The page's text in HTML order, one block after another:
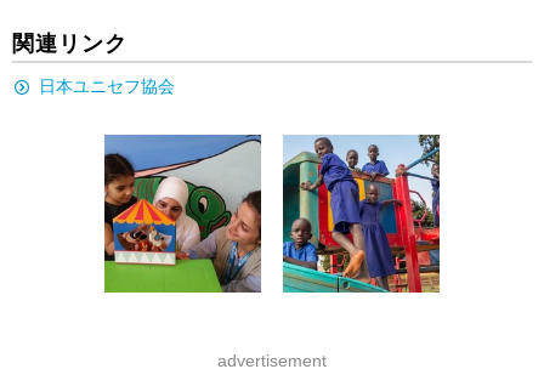
関連リンク
日本ユニセフ協会
advertisement